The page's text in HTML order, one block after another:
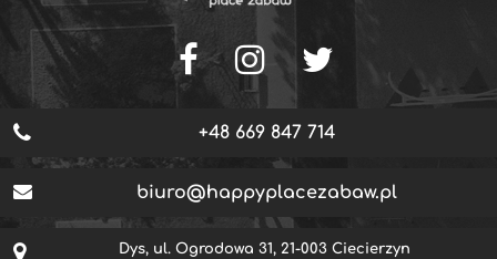
+48 669 847 714
biuro@happyplacezabaw.pl
Dys, ul. Ogrodowa 31, 21-003 Ciecierzyn